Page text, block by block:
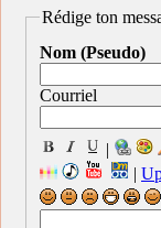
Rédige ton
Nom (Pseudo)
Courriel
|
|